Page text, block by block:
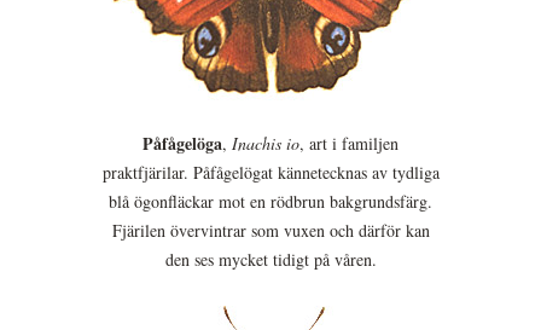
Påfågelöga, Inachis io, art i familjen
praktfjärilar. Påfågelögat kännetecknas av tydliga
blå ögonfläckar mot en rödbrun bakgrundsfärg.
Fjärilen övervintrar som vuxen och därför kan
den ses mycket tidigt på våren.